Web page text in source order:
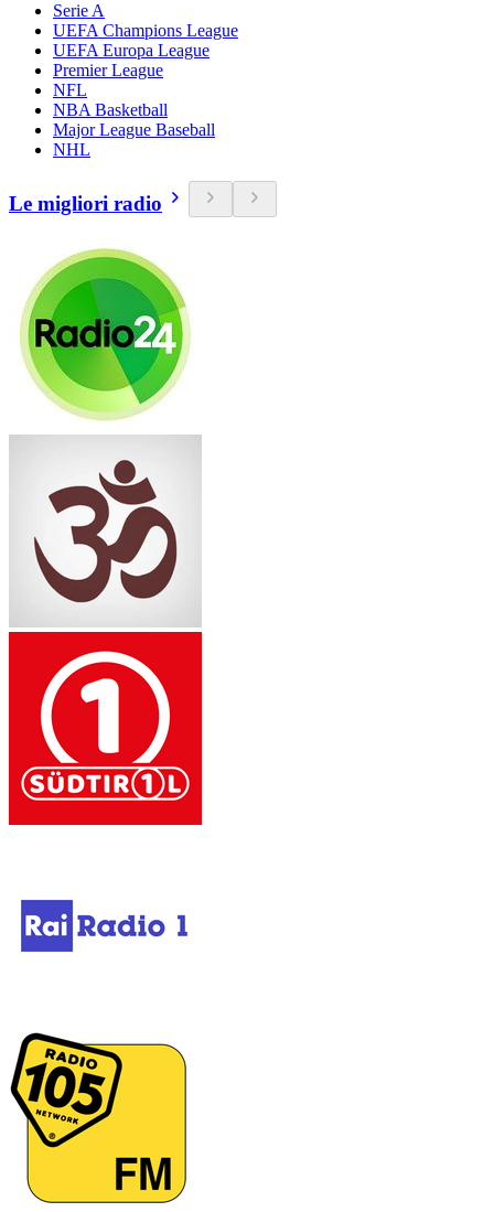
Serie A
UEFA Champions League
UEFA Europa League
Premier League
NFL
NBA Basketball
Major League Baseball
NHL
Le migliori radio